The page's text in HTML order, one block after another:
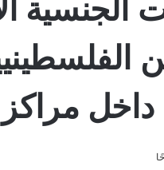
الجنسية
داخل مراكز
تفتيشية
11
محافظة
حالة
8 أغسطس، 2026
والشؤون القانونية